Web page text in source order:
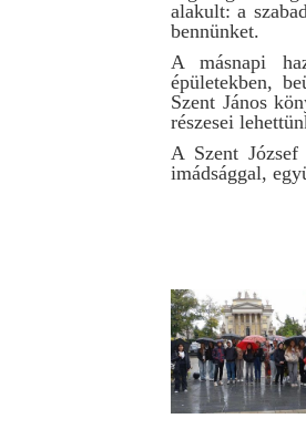
alakult: a
bennünket.
A másnapi
épületekben,
Szent János
részesei
A Szent József
imádsággal,